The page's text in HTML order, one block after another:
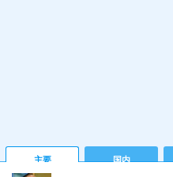
主要 国内